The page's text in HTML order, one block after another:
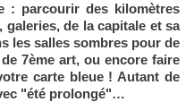
: parcourir des kilomètres
de la capitale et sa
les salles sombres pour de
7ème art, ou encore faire
carte bleue ! Autant de
"été prolongé"…